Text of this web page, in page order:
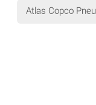
Atlas Copco